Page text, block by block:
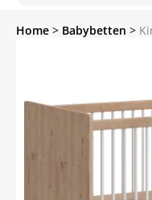
Home > Babybetten >